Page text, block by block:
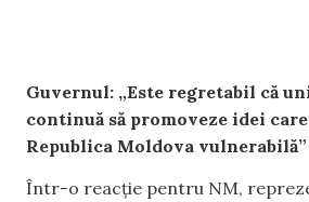
Guvernul: „Este regretabil că
continuă să promoveze idei
Republica Moldova vulnerabilă”
Într-o reacție pentru NM,